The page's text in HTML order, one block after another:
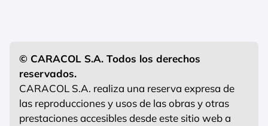
© CARACOL S.A. Todos los derechos
reservados.
CARACOL S.A. realiza una reserva expresa de
las reproducciones y usos de las obras y otras
prestaciones accesibles desde este sitio web a